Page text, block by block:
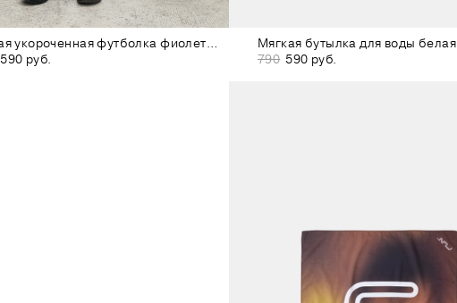
Женская укороченная футболка фиолетовая
руб.
Мягкая бутылка для воды белая
790 590 руб.